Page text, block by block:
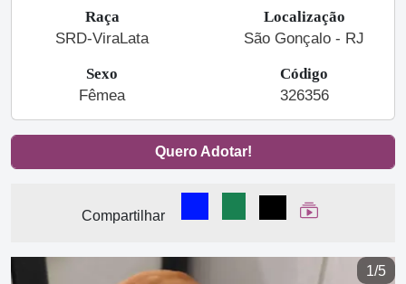
Raça
SRD-ViraLata
Localização
São Gonçalo - RJ
Sexo
Fêmea
Código
326356
Quero Adotar!
Compartilhar
Compartilhar no Facebook
Compartilhar no
Compartilhar
Ver Web Story
1/5